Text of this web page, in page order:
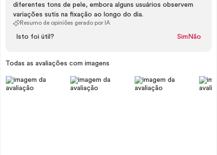
diferentes tons de pele, embora alguns usuários observem
variações sutis na fixação ao longo do dia.
Resumo de opiniões gerado por IA
Isto foi útil? Sim Não
Todas as avaliações com imagens